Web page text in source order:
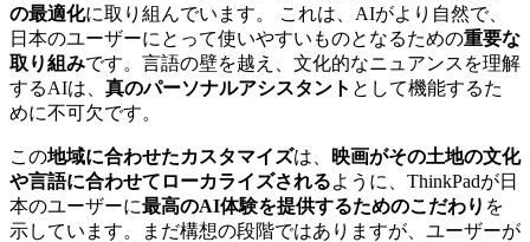
の最適化に取り組んでいます。 これは、AIがより自然で、
日本のユーザーにとって使いやすいものとなるための重要な
取り組みです。言語の壁を越え、文化的なニュアンスを理解
するAIは、 真のパーソナルアシスタント として機能するた
めに不可欠です。
この地域に合わせたカスタマイズは、
映画がその土地の文化
や言語に合わせてローカライズされるように、ThinkPadが日
本のユーザーに最高のAI体験を提供するためのこだわり を
示しています。まだ構想の段階ではありますが、ユーザーが